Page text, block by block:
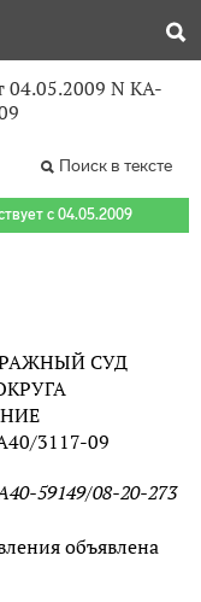
N КА-
Поиск в тексте
с 04.05.2009
СУД
3117-09
59149/08-20-273
объявлена